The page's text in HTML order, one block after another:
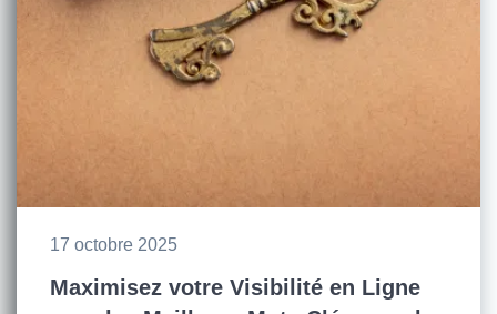
17 octobre 2025
Maximisez votre Visibilité en Ligne